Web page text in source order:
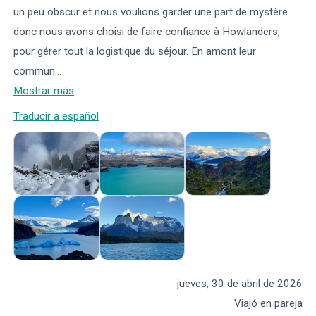
un peu obscur et nous voulions garder une part de mystère
donc nous avons choisi de faire confiance à Howlanders,
pour gérer tout la logistique du séjour. En amont leur
commun...
Mostrar más
Traducir a español
jueves, 30 de abril de 2026
Viajó en pareja